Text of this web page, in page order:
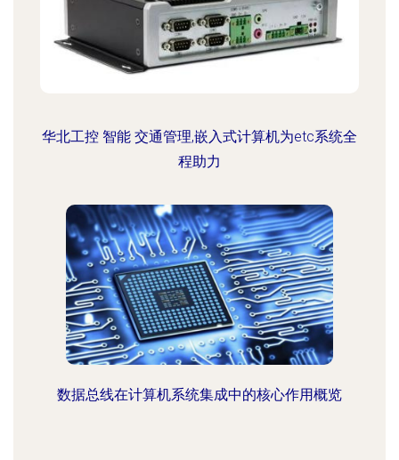
华北工控 智能 交通管理,嵌入式计算机为etc系统全
程助力
数据总线在计算机系统集成中的核心作用概览